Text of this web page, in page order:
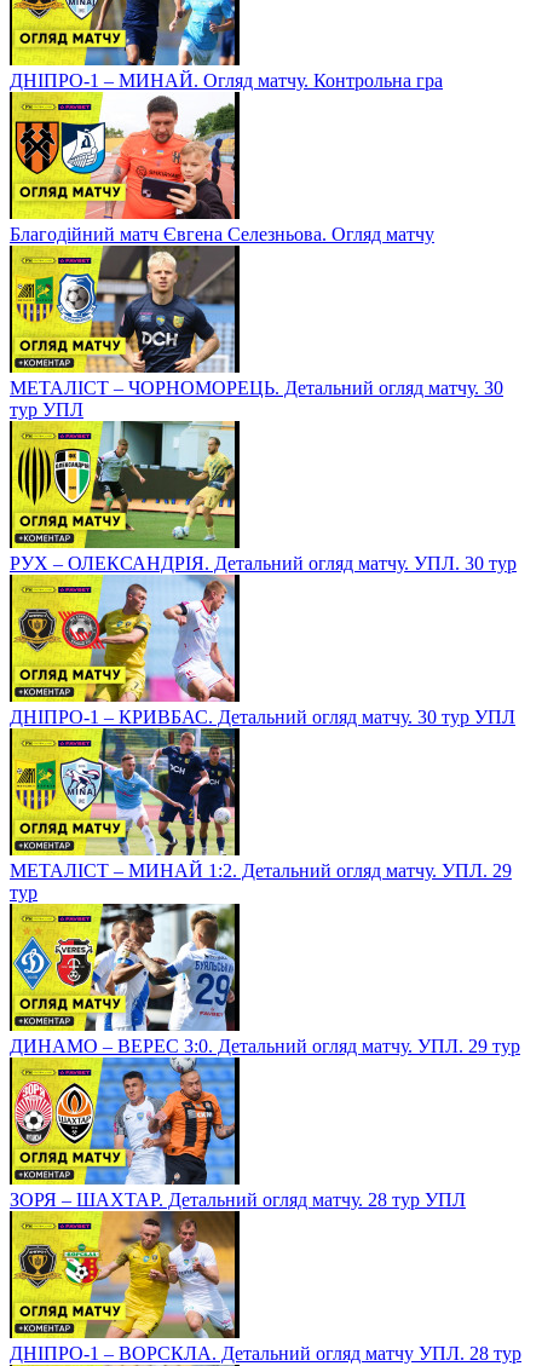
ДНІПРО-1 – МИНАЙ. Огляд матчу. Контрольна гра
Благодійний матч Євгена Селезньова. Огляд матчу
МЕТАЛІСТ – ЧОРНОМОРЕЦЬ. Детальний огляд матчу. 30
тур УПЛ
РУХ – ОЛЕКСАНДРІЯ. Детальний огляд матчу. УПЛ. 30 тур
ДНІПРО-1 – КРИВБАС. Детальний огляд матчу. 30 тур УПЛ
МЕТАЛІСТ – МИНАЙ 1:2. Детальний огляд матчу. УПЛ. 29
тур
ДИНАМО – ВЕРЕС 3:0. Детальний огляд матчу. УПЛ. 29 тур
ЗОРЯ – ШАХТАР. Детальний огляд матчу. 28 тур УПЛ
ДНІПРО-1 – ВОРСКЛА. Детальний огляд матчу УПЛ. 28 тур